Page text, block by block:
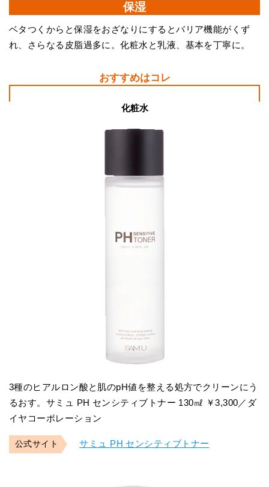
保湿
ベタつくからと保湿をおざなりにするとバリア機能がくず
れ、さらなる皮脂過多に。化粧水と乳液、基本を丁寧に。
おすすめはコレ
化粧水
3種のヒアルロン酸と肌のpH値を整える処方でクリーンにう
るおす。サミュ PH センシティブトナー 130㎖ ￥3,300／ダ
イヤコーポレーション
公式サイト サミュ PH センシティブトナー